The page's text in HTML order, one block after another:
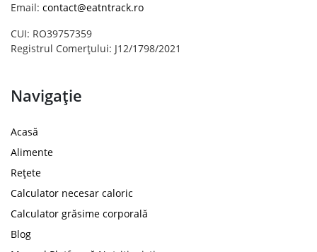
Email: contact@eatntrack.ro
CUI: RO39757359
Registrul Comerțului: J12/1798/2021
Navigație
Acasă
Alimente
Rețete
Calculator necesar caloric
Calculator grăsime corporală
Blog